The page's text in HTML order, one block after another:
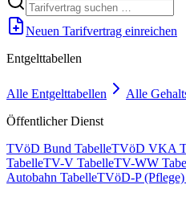
Neuen Tarifvertrag einreichen
Entgelttabellen
Alle Entgelttabellen
Alle
Öffentlicher Dienst
TVöD Bund TabelleTVöD VKA
TabelleTV-V TabelleTV-WW
Autobahn TabelleTVöD-P (Pflege)